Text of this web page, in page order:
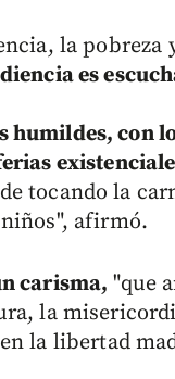
la pobreza
es
humildes, con
tocando la
afirmó.
carisma, "que
la
la libertad